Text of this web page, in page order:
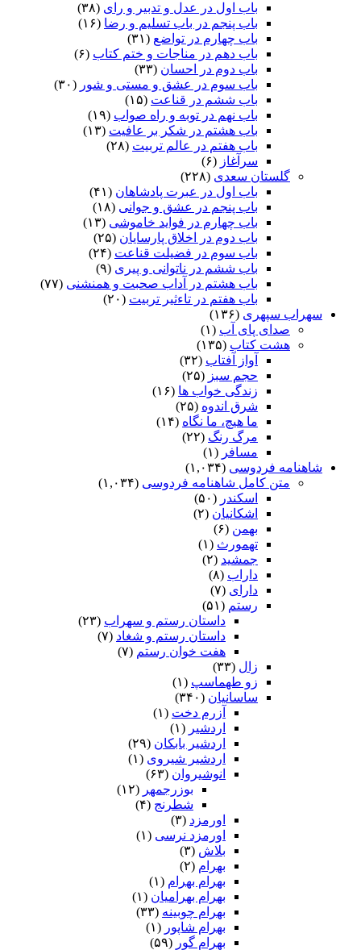
باب اول در عدل و تدبیر و رای (۳۸)
باب پنجم در باب تسلیم و رضا (۱۶)
باب چهارم در تواضع (۳۱)
باب دهم در مناجات و ختم کتاب (۶)
باب دوم در احسان (۳۳)
باب سوم در عشق و مستی و شور (۳۰)
باب ششم در قناعت (۱۵)
باب نهم در توبه و راه صواب (۱۹)
باب هشتم در شکر بر عافیت (۱۳)
باب هفتم در عالم تربیت (۲۸)
سرآغاز (۶)
گلستان سعدی (۲۲۸)
باب اول در عبرت پادشاهان (۴۱)
باب پنجم در عشق و جوانى (۱۸)
باب چهارم در فواید خاموشى (۱۳)
باب دوم در اخلاق پارسایان (۲۵)
باب سوم در فضیلت قناعت (۲۴)
باب ششم در ناتوانى و پیرى (۹)
باب هشتم در آداب صحبت و همنشنى (۷۷)
باب هفتم در تاءثیر تربیت (۲۰)
سهراب سپهری (۱۳۶)
صدای پای آب (۱)
هشت کتاب (۱۳۵)
آواز آفتاب (۳۲)
حجم سبز (۲۵)
زندگی خواب ها (۱۶)
شرق اندوه (۲۵)
ما هیچ، ما نگاه (۱۴)
مرگ رنگ (۲۲)
مسافر (۱)
شاهنامه فردوسی (۱,۰۳۴)
متن کامل شاهنامه فردوسی (۱,۰۳۴)
اسکندر (۵۰)
اشکانیان (۲)
بهمن (۶)
تهمورث (۱)
جمشید (۲)
داراب (۸)
دارای (۷)
رستم (۵۱)
داستان رستم و سهراب (۲۳)
داستان رستم و شغاد (۷)
هفت خوان رستم‏ (۷)
زال (۳۳)
زو طهماسپ‏ (۱)
ساسانیان (۳۴۰)
آزرم دخت (۱)
اردشیر (۱)
اردشیر بابکان (۲۹)
اردشیر شیروی (۱)
انوشیروان (۶۳)
بوزرجمهر (۱۲)
شطرنج (۴)
اورمزد (۳)
اورمزد نرسى‏ (۱)
بلاش (۳)
بهرام (۲)
بهرام بهرام (۱)
بهرام بهرامیان‏ (۱)
بهرام چوبینه (۳۳)
بهرام شاپور (۱)
بهرام گور (۵۹)